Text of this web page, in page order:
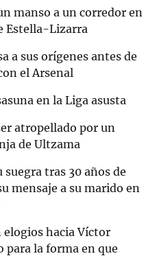
manso a un corredor en
Estella-Lizarra
a sus orígenes antes de
el Arsenal
en la Liga asusta
atropellado por un
de Ultzama
suegra tras 30 años de
mensaje a su marido en
elogios hacia Víctor
la forma en que